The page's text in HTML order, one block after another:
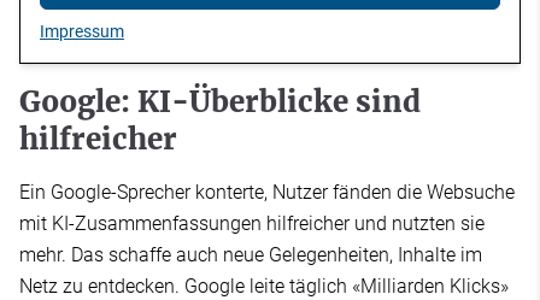
Impressum
Google: KI-Überblicke sind
hilfreicher
Ein Google-Sprecher konterte, Nutzer fänden die Websuche
mit KI-Zusammenfassungen hilfreicher und nutzten sie
mehr. Das schaffe auch neue Gelegenheiten, Inhalte im
Netz zu entdecken. Google leite täglich «Milliarden Klicks»